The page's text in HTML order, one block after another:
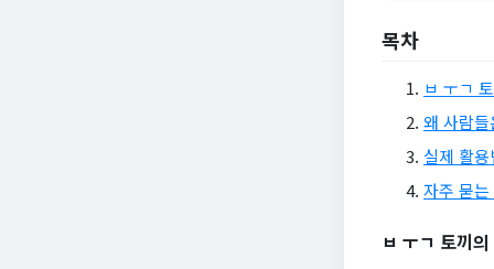
목차
ㅂ ㅜㄱ
왜 사람
실제 활
자주 묻
ㅂ ㅜㄱ 토끼